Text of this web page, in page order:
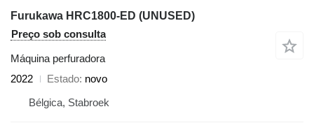
Furukawa HRC1800-ED (UNUSED)
Preço sob consulta
Máquina perfuradora
2022
Estado novo
Bélgica, Stabroek